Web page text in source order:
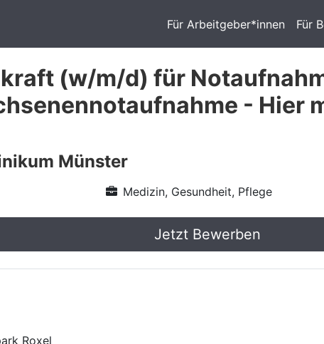
Für Arbeitgeber*innen Für
(w/m/d) für
- Hier
Münster
Medizin, Gesundheit, Pflege
Jetzt Bewerben
Roxel